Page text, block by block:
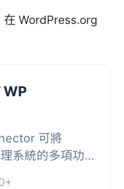
WordPress.org
WP
可將
系統的多項功
，包含物件展